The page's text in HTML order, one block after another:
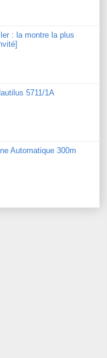
: la montre la plus
5711/1A
Automatique 300m